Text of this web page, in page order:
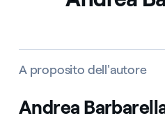
A proposito dell'autore
Andrea